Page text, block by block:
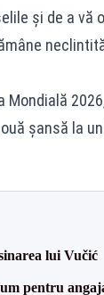
şi de a vă
Mondială
șansă la
lui Vučić
pentru